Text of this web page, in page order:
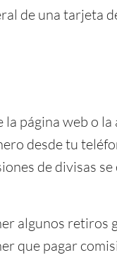
de una tarjeta
la página web o
desde tu
de divisas
algunos retiros
que pagar